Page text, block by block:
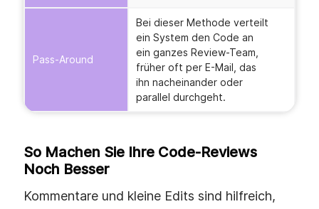
Pass-Around
Bei dieser Methode verteilt
ein System den Code an
ein ganzes Review-Team,
früher oft per E-Mail, das
ihn nacheinander oder
parallel durchgeht.
So Machen Sie Ihre Code-Reviews
Noch Besser
Kommentare und kleine Edits sind hilfreich,